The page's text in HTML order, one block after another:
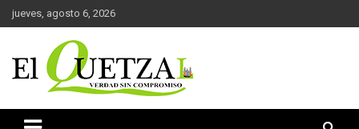
Saltar
al
jueves, agosto 6, 2026
El Quetzal de Cholula